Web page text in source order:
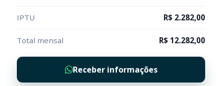
IPTU R$ 2.282,00
Total mensal R$ 12.282,00
Receber informações